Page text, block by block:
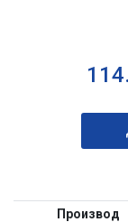
Производ